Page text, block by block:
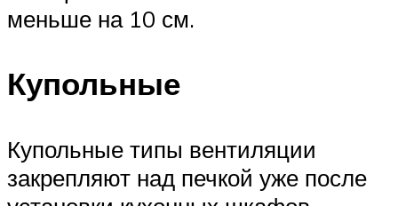
меньше на 10 см.
Купольные
Купольные типы вентиляции
закрепляют над печкой уже после